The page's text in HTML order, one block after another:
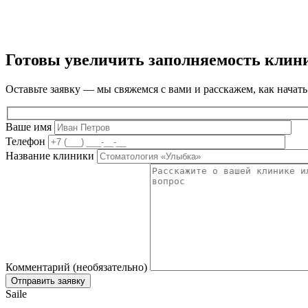
Готовы увеличить заполняемость
Оставьте заявку — мы свяжемся с вами и расскажем, как
Ваше имя
Телефон
Название клиники
Комментарий (необязательно)
Saile